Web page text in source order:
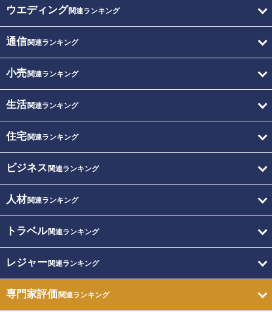
ウエディング関連ランキング
通信関連ランキング
小売関連ランキング
生活関連ランキング
住宅関連ランキング
ビジネス 関連ランキング
人材関連ランキング
トラベル関連ランキング
レジャー関連ランキング
専門家評価関連ランキング